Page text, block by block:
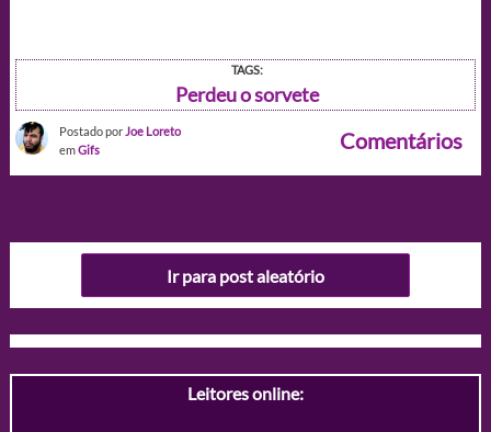
TAGS:
Perdeu o sorvete
Postado por Joe Loreto
emGifs Comentários
Ir para post aleatório
Leitores online: